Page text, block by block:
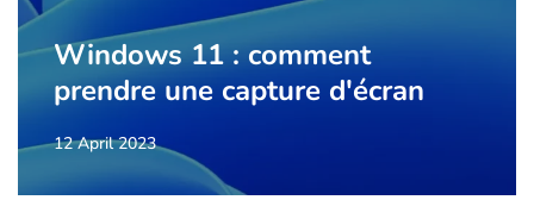
Windows 11 : comment
prendre une capture d'écran
12 April 2023